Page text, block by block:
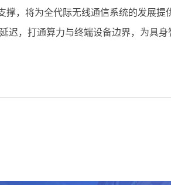
撑，将为全代际无线通信系统的发展提
迟，打通算力与终端设备边界，为具